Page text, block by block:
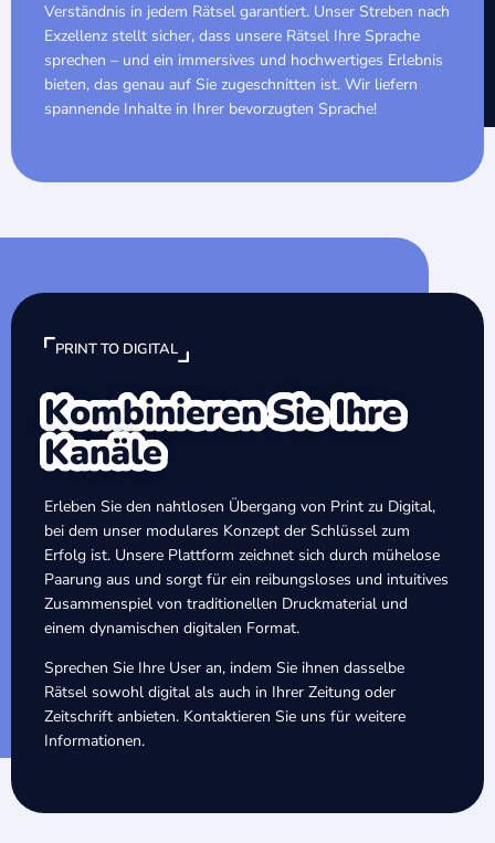
Verständnis in jedem Rätsel garantiert. Unser Streben nach
Exzellenz stellt sicher, dass unsere Rätsel Ihre Sprache
sprechen – und ein immersives und hochwertiges Erlebnis
bieten, das genau auf Sie zugeschnitten ist. Wir liefern
spannende Inhalte in Ihrer bevorzugten Sprache!
PRINT TO DIGITAL
Kombinieren Sie Ihre
Kanäle
Erleben Sie den nahtlosen Übergang von Print zu Digital,
bei dem unser modulares Konzept der Schlüssel zum
Erfolg ist. Unsere Plattform zeichnet sich durch mühelose
Paarung aus und sorgt für ein reibungsloses und intuitives
Zusammenspiel von traditionellen Druckmaterial und
einem dynamischen digitalen Format.
Sprechen Sie Ihre User an, indem Sie ihnen dasselbe
Rätsel sowohl digital als auch in Ihrer Zeitung oder
Zeitschrift anbieten. Kontaktieren Sie uns für weitere
Informationen.